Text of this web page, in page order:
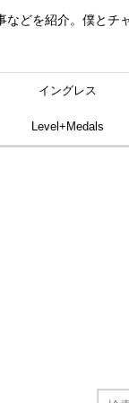
どを紹介。僕とチ
イングレス
Level+Medals